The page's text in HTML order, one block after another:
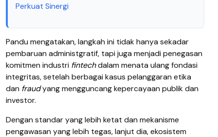
Perkuat Sinergi
Pandu mengatakan, langkah ini tidak hanya sekadar
pembaruan administgratif, tapi juga menjadi penegasan
komitmen industri fintechdalam menata ulang fondasi
integritas, setelah berbagai kasus pelanggaran etika
dan fraudyang mengguncang kepercayaan publik dan
investor.
Dengan standar yang lebih ketat dan mekanisme
pengawasan yang lebih tegas, lanjut dia, ekosistem